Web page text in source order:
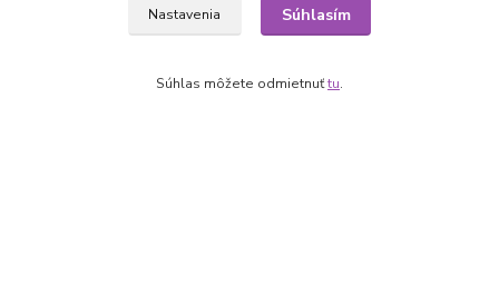
Nastavenia Súhlasím
Súhlas môžete odmietnuťtu.